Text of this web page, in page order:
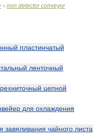
> iron detector conveyor
пластинчатый
ленточный
цепной
для охлаждения
завяливания чайного листа